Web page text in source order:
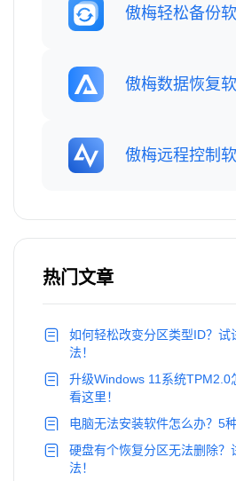
傲梅轻松备份
傲梅数据恢复
傲梅远程控制
热门文章
如何轻松改变分区类型ID？试
法！
升级Windows 11系统TPM2.0
看这里！
电脑无法安装软件怎么办？5
硬盘有个恢复分区无法删除？
法！